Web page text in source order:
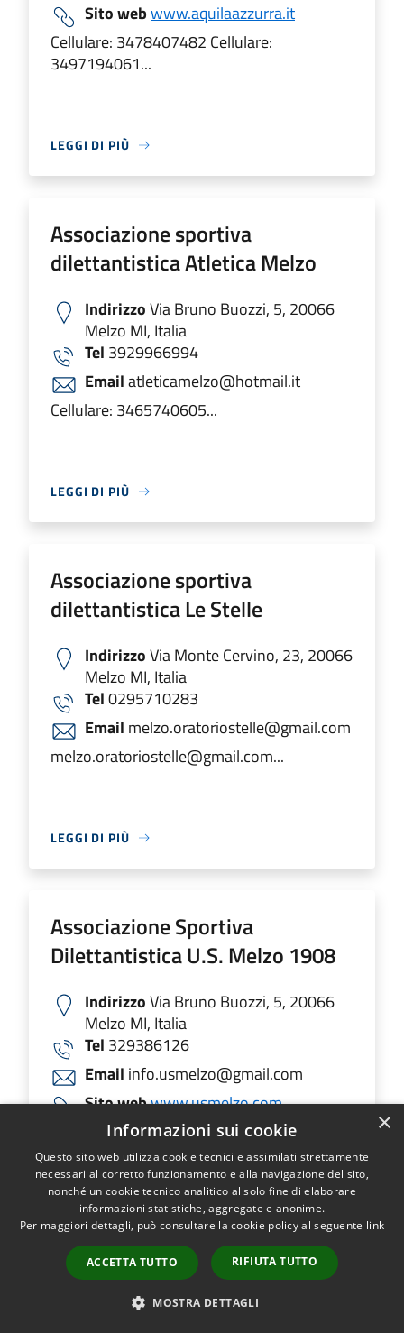
Sito webwww.aquilaazzurra.it
Cellulare: 3478407482 Cellulare:
3497194061...
LEGGI DI PIÙ
Associazione sportiva
dilettantistica Atletica Melzo
IndirizzoVia Bruno Buozzi, 5, 20066
Melzo MI, Italia
Tel 3929966994
Emailatleticamelzo@hotmail.it
Cellulare: 3465740605...
LEGGI DI PIÙ
Associazione sportiva
dilettantistica Le Stelle
IndirizzoVia Monte Cervino, 23, 20066
Melzo MI, Italia
Tel0295710283
Email melzo.oratoriostelle@gmail.com
melzo.oratoriostelle@gmail.com...
LEGGI DI PIÙ
Associazione Sportiva
Dilettantistica U.S. Melzo 1908
IndirizzoVia Bruno Buozzi, 5, 20066
Melzo MI, Italia
Tel 329386126
Email info.usmelzo@gmail.com
Sito webwww.usmelzo.com
329386126...
LEGGI DI PIÙ
Associazione sportiva e culturale
×
Informazioni sui cookie
Questo sito web utilizza cookie tecnici e assimilati strettamente
necessari al corretto funzionamento e alla navigazione del sito,
nonché un cookie tecnico analitico al solo fine di elaborare
informazioni statistiche, aggregate e anonime.
Per maggiori dettagli, può consultare la cookie policy al seguente link
ACCETTA TUTTO RIFIUTA TUTTO
MOSTRA DETTAGLI